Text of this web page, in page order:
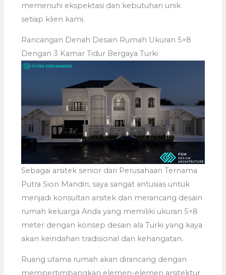
memenuhi ekspektasi dan kebutuhan unik
setiap klien kami.
Rancangan Denah Desain Rumah Ukuran 5×8
Dengan 3 Kamar Tidur Bergaya Turki
Sebagai arsitek senior dari Perusahaan Ternama
Putra Sion Mandiri, saya sangat antusias untuk
menjadi konsultan arsitek dan merancang desain
rumah keluarga Anda yang memiliki ukuran 5×8
meter dengan konsep desain ala Turki yang kaya
akan keindahan tradisional dan kehangatan.
Ruang utama rumah akan dirancang dengan
mempertimbangkan elemen-elemen arsitektur